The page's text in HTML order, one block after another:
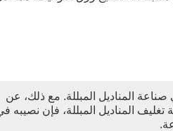
صناعة المناديل المبللة. مع ذلك، عن
تغليف المناديل المبللة، فإن نصيبه